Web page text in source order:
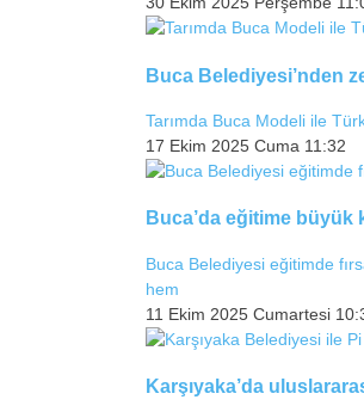
Buca Belediyesi’nden
Tarımda Buca Modeli ile
17 Ekim 2025 Cuma 11:32
Buca’da eğitime büyük
Buca Belediyesi eğitimde
hem
11 Ekim 2025 Cumartesi
Karşıyaka’da